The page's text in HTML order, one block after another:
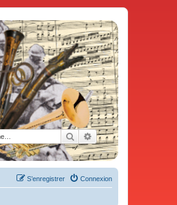
Rechercher
Recherche avancée
Connexion
S’enregistrer